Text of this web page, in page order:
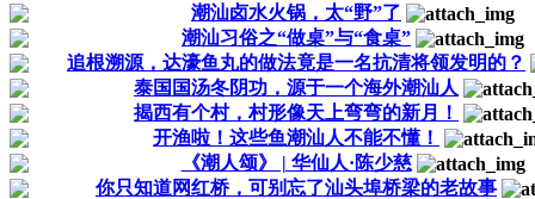
潮汕卤水火锅，太“野”了
潮汕习俗之“做桌”与“食桌”
追根溯源，达濠鱼丸的做法竟是一名抗清将领发明的？
泰国国汤冬阴功，源于一个海外潮汕人
揭西有个村，村形像天上弯弯的新月！
开渔啦！这些鱼潮汕人不能不懂！
《潮人颂》 | 华仙人·陈少慈
你只知道网红桥，可别忘了汕头埠桥梁的老故事